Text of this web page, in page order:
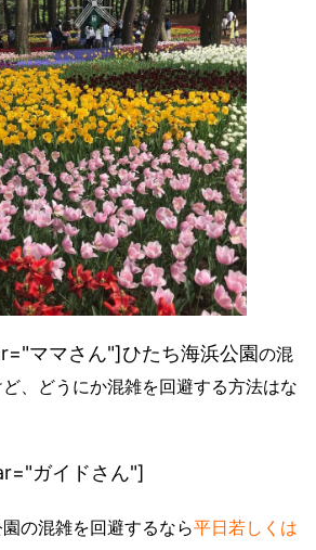
ママさん"]ひたち海浜公園の混
、どうにか混雑を回避する方法はな
ガイドさん"]
の混雑を回避するなら平日若しくは